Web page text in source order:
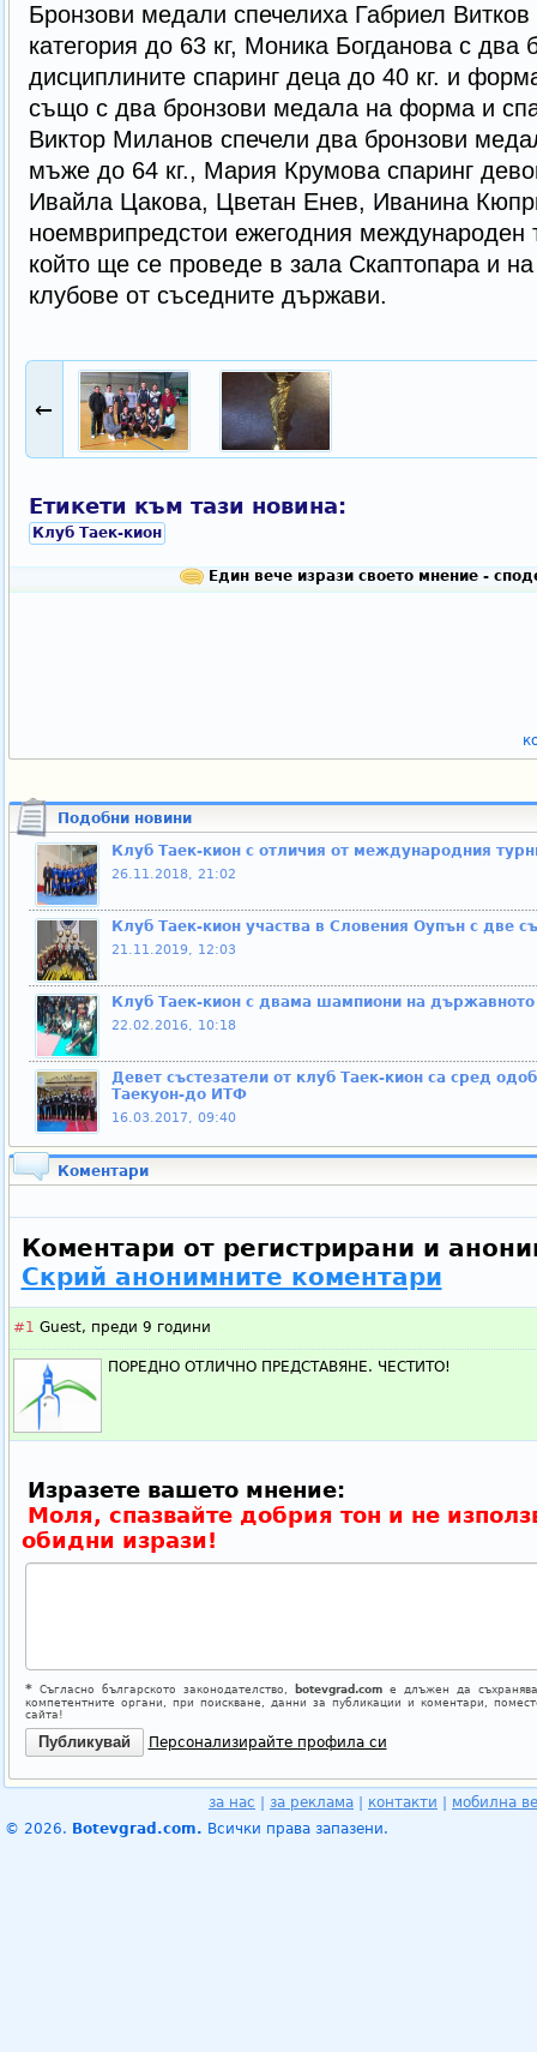
Бронзови медали спечелиха Габриел
категория до 63 кг, Моника Богданова с два
дисциплините спаринг деца до 40 кг. и
също с два бронзови медала на форма и
Виктор Миланов спечели два бронзови
мъже до 64 кг., Мария Крумова спаринг
Ивайла Цакова, Цветан Енев, Иванина
ноемврипредстои ежегодния международен
който ще се проведе в зала Скаптопара и на
клубове от съседните държави.
←
Етикети към тази новина:
Клуб Таек-кион
Един вече изрази своето мнение -
Подобни новини
Клуб Таек-кион с отличия от международния
26.11.2018, 21:02
Клуб Таек-кион участва в Словения Оупън с две
21.11.2019, 12:03
Клуб Таек-кион с двама шампиони на държавното
22.02.2016, 10:18
Девет състезатели от клуб Таек-кион са сред
Таекуон-до ИТФ
16.03.2017, 09:40
Коментари
Коментари от регистрирани и
Скрий анонимните коментари
#1 Guest, преди 9 години
ПОРЕДНО ОТЛИЧНО ПРЕДСТАВЯНЕ. ЧЕСТИТО!
Изразете вашето мнение:
Моля, спазвайте добрия тон и не
обидни изрази!
*Съгласно българското законодателство, botevgrad.comе длъжен да
компетентните органи, при поискване, данни за публикации и коментари,
сайта!
Персонализирайте профила си
за нас за реклама контакти
мобилна
© 2026. Botevgrad.com. Всички права запазени.